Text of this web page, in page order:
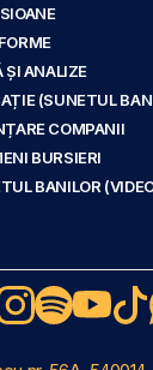
ȘI ANALIZE
(SUNETUL
COMPANII
BURSIERI
BANILOR